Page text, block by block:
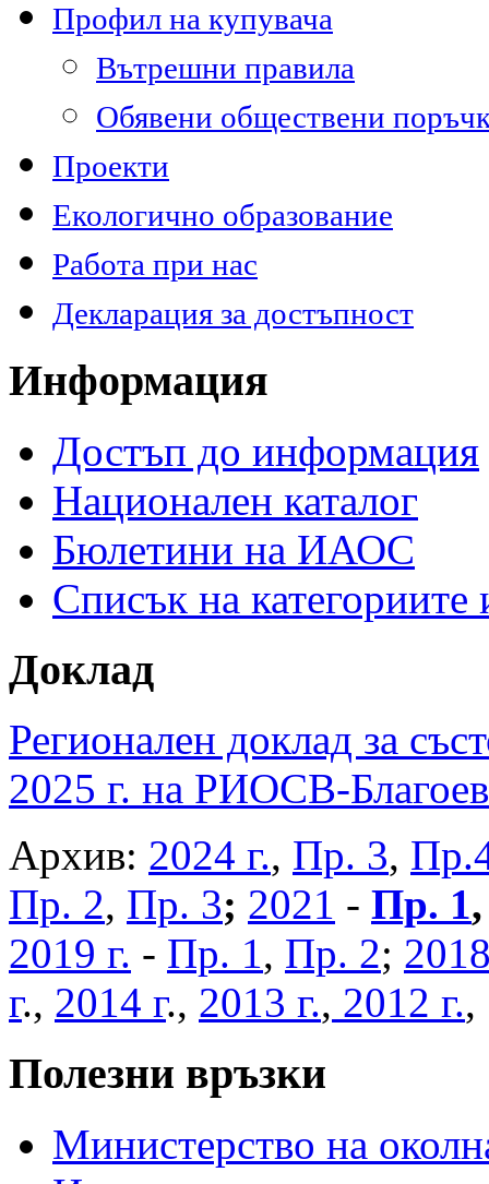
Профил на купувача
Вътрешни правила
Обявени обществени
Проекти
Екологично образование
Работа при нас
Декларация за достъпност
Информация
Достъп до информация
Национален каталог
Бюлетини на ИАОС
Списък на
Доклад
Регионален доклад за
2025 г. на РИОСВ-
Архив: 2024 г., Пр. 3,
Пр. 2, Пр. 3; 2021 - Пр. 1
2019 г. - Пр. 1, Пр. 2;
г., 2014 г., 2013 г., 2012 г.
Полезни връзки
Министерство на